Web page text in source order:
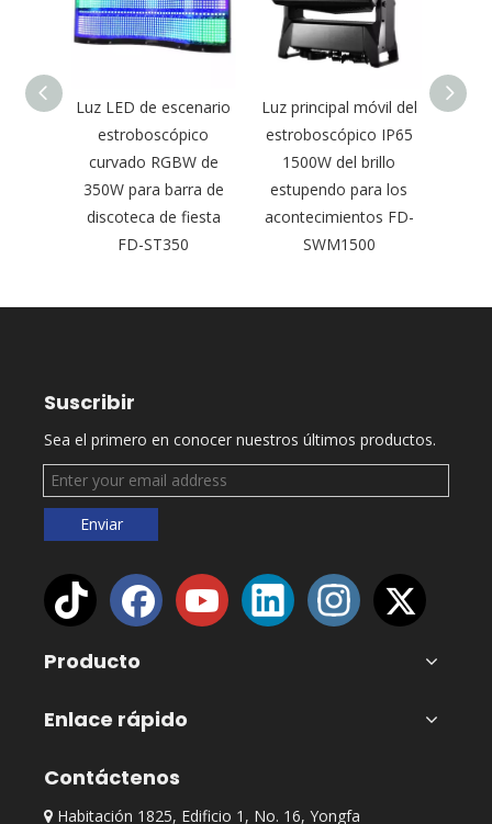
móvil
Luz LED de escenario
estroboscópico
curvado RGBW de
350W para barra de
discoteca de fiesta
FD-ST350
Luz principal móvil del
estroboscópico IP65
1500W del brillo
estupendo para los
acontecimientos FD-
SWM1500
Suscribir
Sea el primero en conocer nuestros últimos productos.
Enviar
Producto
Enlace rápido
Contáctenos
 Habitación 1825, Edificio 1, No. 16, Yongfa